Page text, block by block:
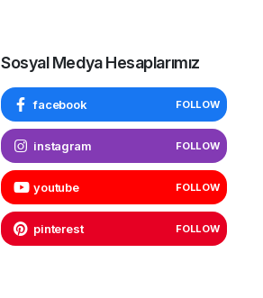
Sosyal Medya Hesaplarımız
facebook FOLLOW
instagram FOLLOW
youtube FOLLOW
pinterest FOLLOW